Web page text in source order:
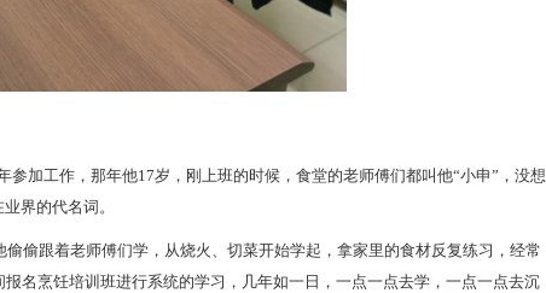
参加工作，那年他17岁，刚上班的时候，食堂的老师傅们都叫他“小申”，没想
界的代名词。
偷跟着老师傅们学，从烧火、切菜开始学起，拿家里的食材反复练习，经常
名烹饪培训班进行系统的学习，几年如一日，一点一点去学，一点一点去沉